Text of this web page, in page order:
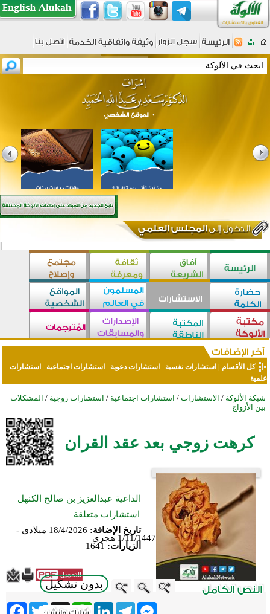
كل الأقسام استشارات نفسية استشارات دعوية استشارات اجتماعية
استشارات
علمية
شبكة الألوكة / الاستشارات / استشارات اجتماعية / استشارات زوجية / المشكلات
بين الأزواج
كرهت زوجي بعد عقد القران
الداعية عبدالعزيز بن صالح الكنهل
استشارات متعلقة
تاريخ الإضافة:
18/4/2026 ميلادي -
1/11/1447 هجري
الزيارات: 1641
بدون تشكيل
Twitter X
WhatsApp
LinkedInTelegram
Messenger